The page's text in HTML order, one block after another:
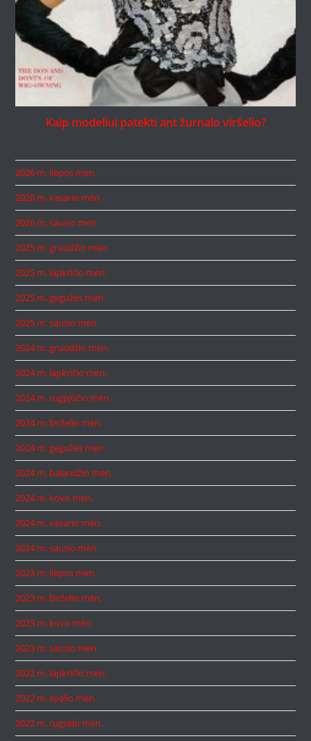
Kaip modeliui patekti ant žurnalo viršelio?
2026 m. liepos mėn.
2026 m. vasario mėn.
2026 m. sausio mėn.
2025 m. gruodžio mėn.
2025 m. lapkričio mėn.
2025 m. gegužės mėn.
2025 m. sausio mėn.
2024 m. gruodžio mėn.
2024 m. lapkričio mėn.
2024 m. rugpjūčio mėn.
2024 m. birželio mėn.
2024 m. gegužės mėn.
2024 m. balandžio mėn.
2024 m. kovo mėn.
2024 m. vasario mėn.
2024 m. sausio mėn.
2023 m. liepos mėn.
2023 m. birželio mėn.
2023 m. kovo mėn.
2023 m. sausio mėn.
2022 m. lapkričio mėn.
2022 m. spalio mėn.
2022 m. rugsėjo mėn.